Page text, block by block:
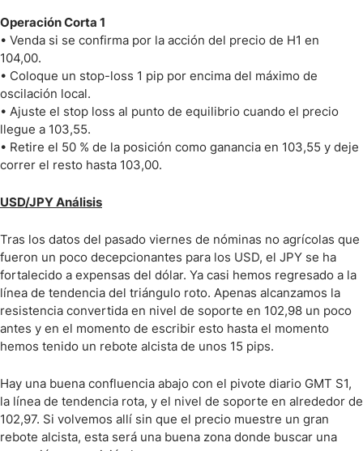
Operación Corta 1
• Venda si se confirma por la acción del precio de H1 en
104,00.
• Coloque un stop-loss 1 pip por encima del máximo de
oscilación local.
• Ajuste el stop loss al punto de equilibrio cuando el precio
llegue a 103,55.
• Retire el 50 % de la posición como ganancia en 103,55 y deje
correr el resto hasta 103,00.
USD/JPY Análisis
Tras los datos del pasado viernes de nóminas no agrícolas que
fueron un poco decepcionantes para los USD, el JPY se ha
fortalecido a expensas del dólar. Ya casi hemos regresado a la
línea de tendencia del triángulo roto. Apenas alcanzamos la
resistencia convertida en nivel de soporte en 102,98 un poco
antes y en el momento de escribir esto hasta el momento
hemos tenido un rebote alcista de unos 15 pips.
Hay una buena confluencia abajo con el pivote diario GMT S1,
la línea de tendencia rota, y el nivel de soporte en alrededor de
102,97. Si volvemos allí sin que el precio muestre un gran
rebote alcista, esta será una buena zona donde buscar una